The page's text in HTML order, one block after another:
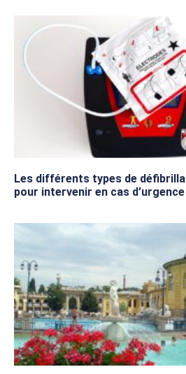
Les différents types de
pour intervenir en cas d’urgence